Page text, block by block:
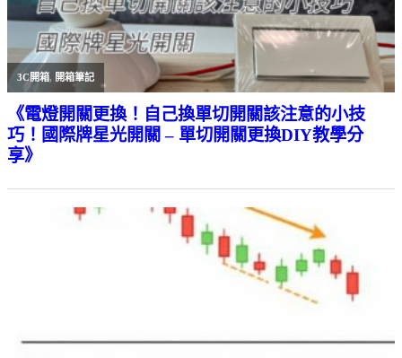
3C開箱, 開箱筆記
《電燈開關更換！自己換單切開關該注意的小技
巧！國際牌星光開關 – 單切開關更換DIY教學分
享》